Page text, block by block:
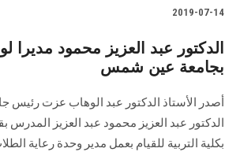
2019-07-14
الدكتور عبد العزيز محمود مديرا
بجامعة عين شمس
أصدر الأستاذ الدكتور عبد الوهاب عزت
الدكتور عبد العزيز محمود عبد العزيز